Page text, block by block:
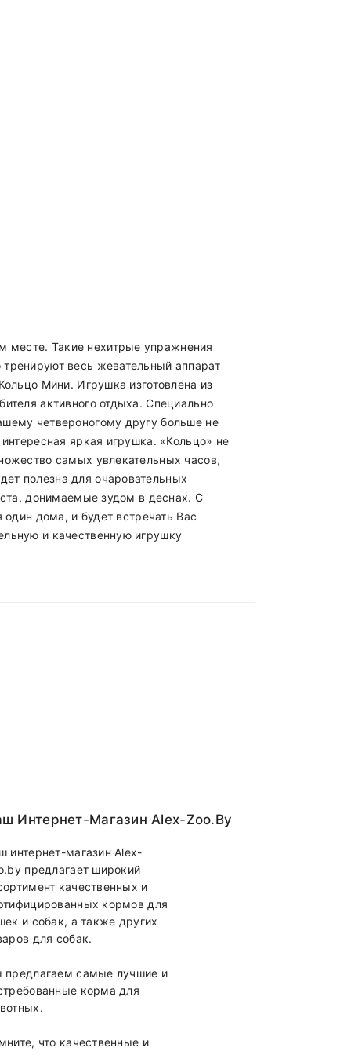
Такие нехитрые упражнения
весь жевательный аппарат
Мини. Игрушка изготовлена из
активного отдыха. Специально
четвероногому другу больше не
яркая игрушка. «Кольцо» не
самых увлекательных часов,
полезна для очаровательных
донимаемые зудом в деснах. С
дома, и будет встречать Вас
и качественную игрушку
Интернет-Магазин Alex-Zoo.by
интернет-магазин Alex-
предлагает широкий
качественных и
кормов для
и собак, а также других
для собак.
самые лучшие и
корма для
что качественные и